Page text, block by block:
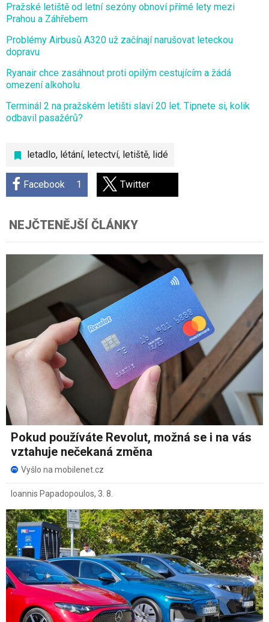
letadlo, létání, letectví, letiště, lidé
Facebook 1 Twitter
Pražské letiště od letní sezóny obnoví přímé lety mezi
Prahou a Záhřebem
Problémy Airbusů A320 už začínají narušovat leteckou
dopravu
Ryanair chce zasáhnout proti opilým cestujícím a žádá
omezení alkoholu
Terminál 2 na pražském letišti slaví 20 let. Tipnete si, kolik
odbavil pasažérů?
NEJČTENĚJŠÍ ČLÁNKY
Pokud používáte Revolut, možná se i na vás
vztahuje nečekaná změna
Vyšlo na mobilenet.cz
Ioannis Papadopoulos, 3. 8.